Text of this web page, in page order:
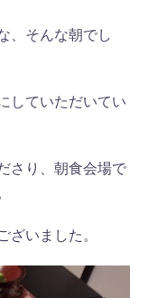
、そんな朝でし
していただいてい
さり、朝食会場で
いました。